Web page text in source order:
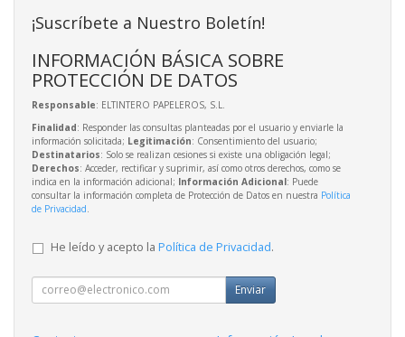
¡Suscríbete a Nuestro Boletín!
INFORMACIÓN BÁSICA SOBRE
PROTECCIÓN DE DATOS
Responsable: ELTINTERO PAPELEROS, S.L.
Finalidad: Responder las consultas planteadas por el usuario y enviarle la
información solicitada; Legitimación: Consentimiento del usuario;
Destinatarios: Solo se realizan cesiones si existe una obligación legal;
Derechos: Acceder, rectificar y suprimir, así como otros derechos, como se
indica en la información adicional; Información Adicional: Puede
consultar la información completa de Protección de Datos en nuestra Política
de Privacidad
He leído y acepto la Política de Privacidad.
Enviar